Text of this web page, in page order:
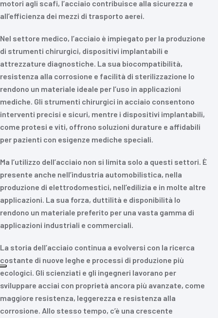
motori agli scafi, l’acciaio contribuisce alla sicurezza e
all’efficienza dei mezzi di trasporto aerei.
Nel settore medico, l’acciaio è impiegato per la produzione
di strumenti chirurgici, dispositivi implantabili e
attrezzature diagnostiche. La sua biocompatibilità,
resistenza alla corrosione e facilità di sterilizzazione lo
rendono un materiale ideale per l’uso in applicazioni
mediche. Gli strumenti chirurgici in acciaio consentono
interventi precisi e sicuri, mentre i dispositivi implantabili,
come protesi e viti, offrono soluzioni durature e affidabili
per pazienti con esigenze mediche speciali.
Ma l’utilizzo dell’acciaio non si limita solo a questi settori. È
presente anche nell’industria automobilistica, nella
produzione di elettrodomestici, nell’edilizia e in molte altre
applicazioni. La sua forza, duttilità e disponibilità lo
rendono un materiale preferito per una vasta gamma di
applicazioni industriali e commerciali.
La storia dell’acciaio continua a evolversi con la ricerca
costante di nuove leghe e processi di produzione più
ecologici. Gli scienziati e gli ingegneri lavorano per
sviluppare acciai con proprietà ancora più avanzate, come
maggiore resistenza, leggerezza e resistenza alla
corrosione. Allo stesso tempo, c’è una crescente